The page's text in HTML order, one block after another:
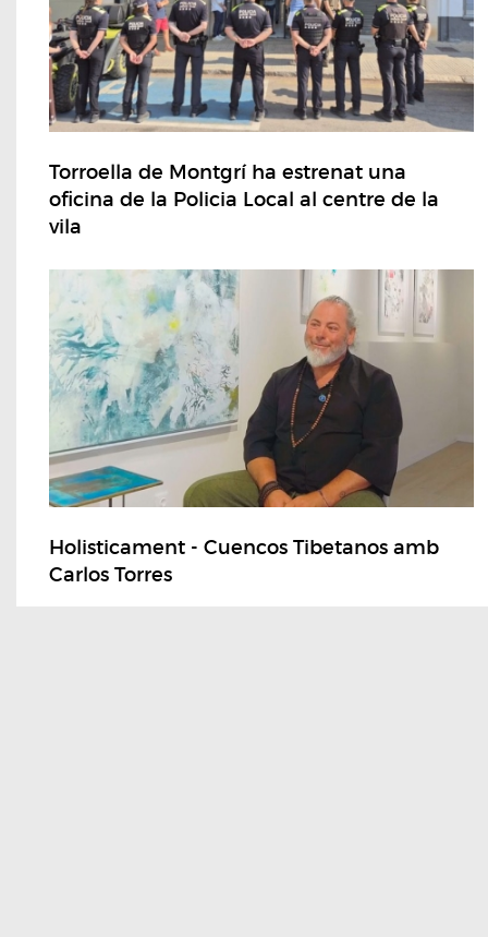
Torroella de Montgrí ha estrenat una
oficina de la Policia Local al centre de la
vila
Holisticament - Cuencos Tibetanos amb
Carlos Torres